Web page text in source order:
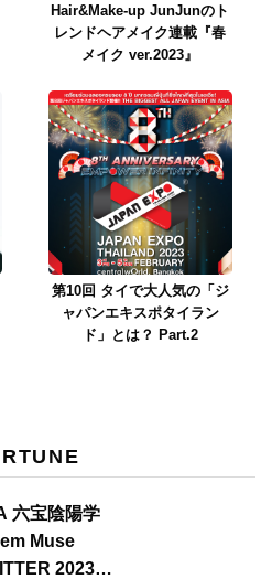
Hair&Make-up JunJunのト
レンドヘアメイク連載『春
メイク ver.2023』
第10回 タイで大人気の「ジ
ャパンエキスポタイラン
ド」とは？ Part.2
六宝陰陽学
Muse
2023